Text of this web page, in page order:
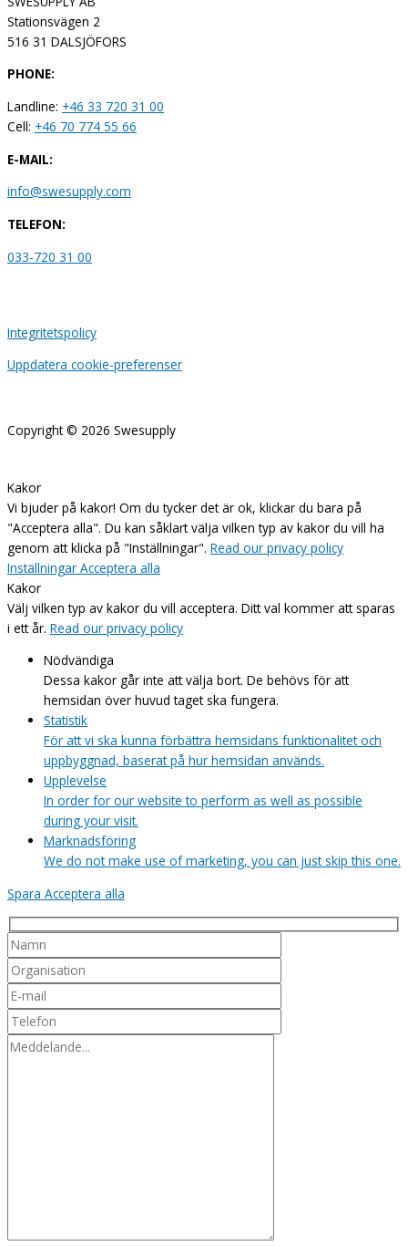
Stationsvägen 2
516 31 DALSJÖFORS
PHONE:
Landline: +46 33 720 31 00
Cell: +46 70 774 55 66
E-MAIL:
info@swesupply.com
TELEFON:
033-720 31 00
Integritetspolicy
Uppdatera cookie-preferenser
Copyright © 2026 Swesupply
Kakor
Vi bjuder på kakor! Om du tycker det är ok, klickar du bara på
"Acceptera alla". Du kan såklart välja vilken typ av kakor du vill ha
genom att klicka på "Inställningar". Read our privacy policy
Inställningar Acceptera alla
Kakor
Välj vilken typ av kakor du vill acceptera. Ditt val kommer att sparas
i ett år. Read our privacy policy
Nödvändiga
Dessa kakor går inte att välja bort. De behövs för att
hemsidan över huvud taget ska fungera.
Statistik
För att vi ska kunna förbättra hemsidans funktionalitet och
uppbyggnad, baserat på hur hemsidan används.
Upplevelse
In order for our website to perform as well as possible
during your visit.
Marknadsföring
We do not make use of marketing, you can just skip this one.
Spara Acceptera alla